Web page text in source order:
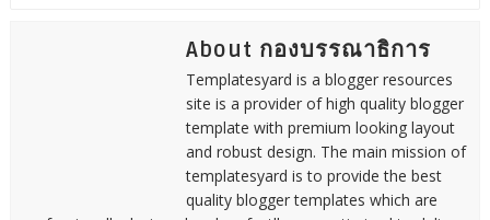
About กองบรรณาธิการ
Templatesyard is a blogger resources
site is a provider of high quality blogger
template with premium looking layout
and robust design. The main mission of
templatesyard is to provide the best
quality blogger templates which are